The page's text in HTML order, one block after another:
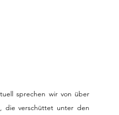
sprechen wir von über
die verschüttet unter den